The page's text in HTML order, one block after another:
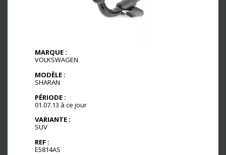
MARQUE :
VOLKSWAGEN
MODÈLE :
SHARAN
PÉRIODE :
01.07.13 à ce jour
VARIANTE :
SUV
REF :
E5814AS